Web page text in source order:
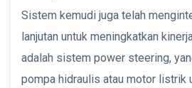
Sistem kemudi juga telah
lanjutan untuk meningkatkan
adalah sistem power steering,
pompa hidraulis atau motor listrik